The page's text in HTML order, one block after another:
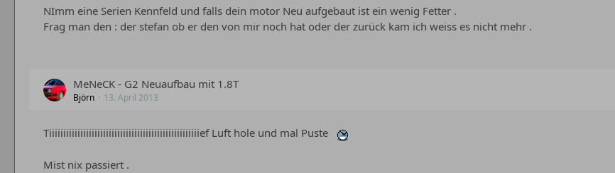
NImm eine Serien Kennfeld und falls dein motor Neu aufgebaut ist ein wenig Fetter .
Frag man den : der stefan ob er den von mir noch hat oder der zurück kam ich weiss es nicht mehr .
MeNeCK - G2 Neuaufbau mit 1.8T
Björn 13. April 2013
Tiiiiiiiiiiiiiiiiiiiiiiiiiiiiiiiiiiiiiiiiiiiiiiiiiiiiief Luft hole und mal Puste
Mist nix passiert .